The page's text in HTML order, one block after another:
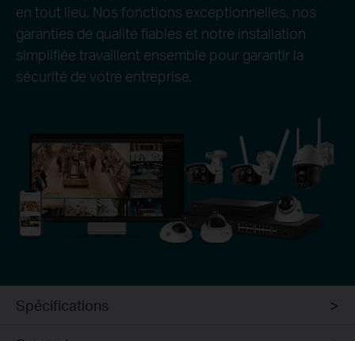
en tout lieu. Nos fonctions exceptionnelles, nos
garanties de qualité fiables et notre installation
simplifiée travaillent ensemble pour garantir la
sécurité de votre entreprise.
Spécifications